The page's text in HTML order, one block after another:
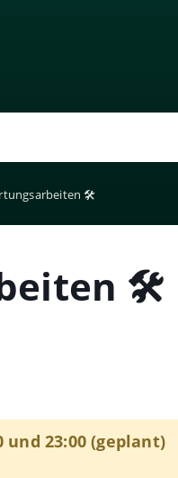
🛠️
🛠️
und 23:00 (geplant)